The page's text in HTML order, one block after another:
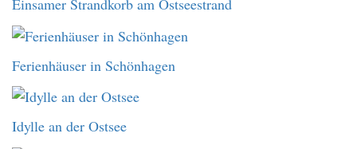
Einsamer Strandkorb am Ostseestrand
Ferienhäuser in Schönhagen
Idylle an der Ostsee